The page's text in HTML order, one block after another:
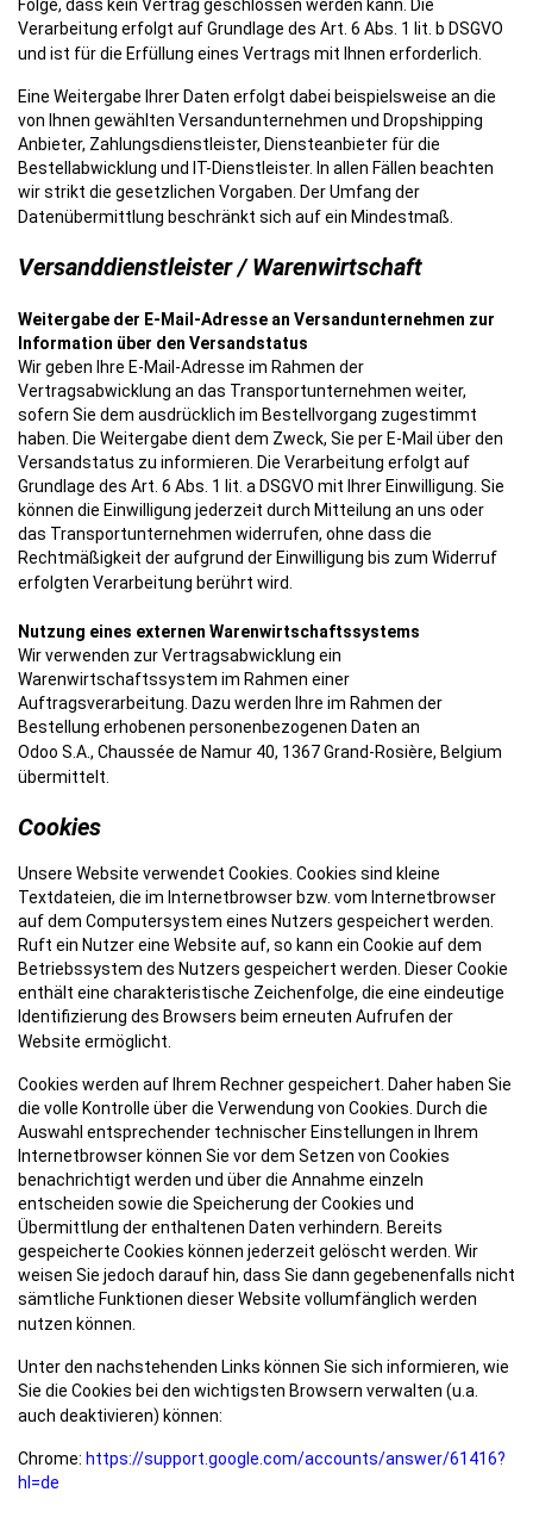
Folge, dass kein Vertrag geschlossen werden kann. Die
Verarbeitung erfolgt auf Grundlage des Art. 6 Abs. 1 lit. b DSGVO
und ist für die Erfüllung eines Vertrags mit Ihnen erforderlich.
Eine Weitergabe Ihrer Daten erfolgt dabei beispielsweise an die
von Ihnen gewählten Versandunternehmen und Dropshipping
Anbieter, Zahlungsdienstleister, Diensteanbieter für die
Bestellabwicklung und IT-Dienstleister. In allen Fällen beachten
wir strikt die gesetzlichen Vorgaben. Der Umfang der
Datenübermittlung beschränkt sich auf ein Mindestmaß.
Versanddienstleister / Warenwirtschaft
Weitergabe der E-Mail-Adresse an Versandunternehmen zur
Information über den Versandstatus
Wir geben Ihre E-Mail-Adresse im Rahmen der
Vertragsabwicklung an das Transportunternehmen weiter,
sofern Sie dem ausdrücklich im Bestellvorgang zugestimmt
haben. Die Weitergabe dient dem Zweck, Sie per E-Mail über den
Versandstatus zu informieren. Die Verarbeitung erfolgt auf
Grundlage des Art. 6 Abs. 1 lit. a DSGVO mit Ihrer Einwilligung. Sie
können die Einwilligung jederzeit durch Mitteilung an uns oder
das Transportunternehmen widerrufen, ohne dass die
Rechtmäßigkeit der aufgrund der Einwilligung bis zum Widerruf
erfolgten Verarbeitung berührt wird.
Nutzung eines externen Warenwirtschaftssystems
Wir verwenden zur Vertragsabwicklung ein
Warenwirtschaftssystem im Rahmen einer
Auftragsverarbeitung. Dazu werden Ihre im Rahmen der
Bestellung erhobenen personenbezogenen Daten an
Odoo S.A., Chaussée de Namur 40, 1367 Grand-Rosière, Belgium
übermittelt.
Cookies
Unsere Website verwendet Cookies. Cookies sind kleine
Textdateien, die im Internetbrowser bzw. vom Internetbrowser
auf dem Computersystem eines Nutzers gespeichert werden.
Ruft ein Nutzer eine Website auf, so kann ein Cookie auf dem
Betriebssystem des Nutzers gespeichert werden. Dieser Cookie
enthält eine charakteristische Zeichenfolge, die eine eindeutige
Identifizierung des Browsers beim erneuten Aufrufen der
Website ermöglicht.
Cookies werden auf Ihrem Rechner gespeichert. Daher haben Sie
die volle Kontrolle über die Verwendung von Cookies. Durch die
Auswahl entsprechender technischer Einstellungen in Ihrem
Internetbrowser können Sie vor dem Setzen von Cookies
benachrichtigt werden und über die Annahme einzeln
entscheiden sowie die Speicherung der Cookies und
Übermittlung der enthaltenen Daten verhindern. Bereits
gespeicherte Cookies können jederzeit gelöscht werden. Wir
weisen Sie jedoch darauf hin, dass Sie dann gegebenenfalls nicht
sämtliche Funktionen dieser Website vollumfänglich werden
nutzen können.
Unter den nachstehenden Links können Sie sich informieren, wie
Sie die Cookies bei den wichtigsten Browsern verwalten (u.a.
auch deaktivieren) können:
Chrome: https://support.google.com/accounts/answer/61416?
hl=de